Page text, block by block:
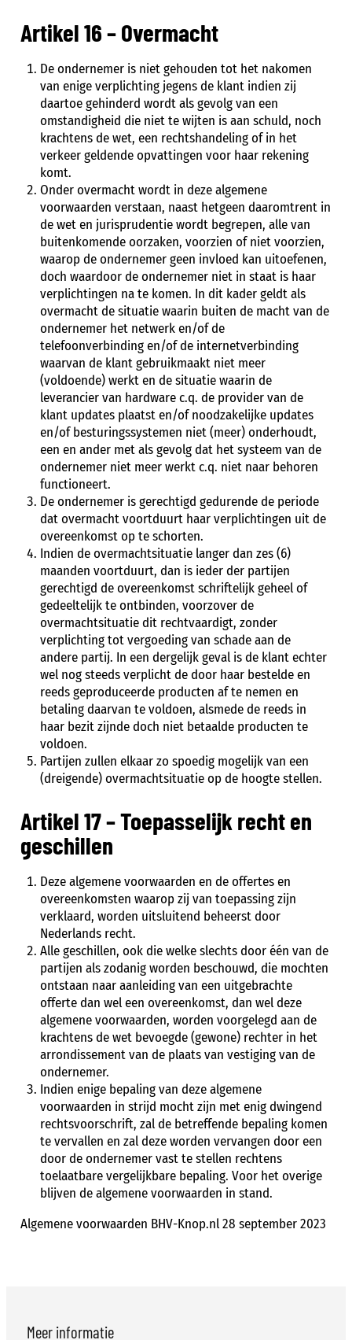
Artikel 16 – Overmacht
De ondernemer is niet gehouden tot het nakomen
van enige verplichting jegens de klant indien zij
daartoe gehinderd wordt als gevolg van een
omstandigheid die niet te wijten is aan schuld, noch
krachtens de wet, een rechtshandeling of in het
verkeer geldende opvattingen voor haar rekening
komt.
Onder overmacht wordt in deze algemene
voorwaarden verstaan, naast hetgeen daaromtrent in
de wet en jurisprudentie wordt begrepen, alle van
buitenkomende oorzaken, voorzien of niet voorzien,
waarop de ondernemer geen invloed kan uitoefenen,
doch waardoor de ondernemer niet in staat is haar
verplichtingen na te komen. In dit kader geldt als
overmacht de situatie waarin buiten de macht van de
ondernemer het netwerk en/of de
telefoonverbinding en/of de internetverbinding
waarvan de klant gebruikmaakt niet meer
(voldoende) werkt en de situatie waarin de
leverancier van hardware c.q. de provider van de
klant updates plaatst en/of noodzakelijke updates
en/of besturingssystemen niet (meer) onderhoudt,
een en ander met als gevolg dat het systeem van de
ondernemer niet meer werkt c.q. niet naar behoren
functioneert.
De ondernemer is gerechtigd gedurende de periode
dat overmacht voortduurt haar verplichtingen uit de
overeenkomst op te schorten.
Indien de overmachtsituatie langer dan zes (6)
maanden voortduurt, dan is ieder der partijen
gerechtigd de overeenkomst schriftelijk geheel of
gedeeltelijk te ontbinden, voorzover de
overmachtsituatie dit rechtvaardigt, zonder
verplichting tot vergoeding van schade aan de
andere partij. In een dergelijk geval is de klant echter
wel nog steeds verplicht de door haar bestelde en
reeds geproduceerde producten af te nemen en
betaling daarvan te voldoen, alsmede de reeds in
haar bezit zijnde doch niet betaalde producten te
voldoen.
Partijen zullen elkaar zo spoedig mogelijk van een
(dreigende) overmachtsituatie op de hoogte stellen.
Artikel 17 – Toepasselijk recht en
geschillen
Deze algemene voorwaarden en de offertes en
overeenkomsten waarop zij van toepassing zijn
verklaard, worden uitsluitend beheerst door
Nederlands recht.
Alle geschillen, ook die welke slechts door één van de
partijen als zodanig worden beschouwd, die mochten
ontstaan naar aanleiding van een uitgebrachte
offerte dan wel een overeenkomst, dan wel deze
algemene voorwaarden, worden voorgelegd aan de
krachtens de wet bevoegde (gewone) rechter in het
arrondissement van de plaats van vestiging van de
ondernemer.
Indien enige bepaling van deze algemene
voorwaarden in strijd mocht zijn met enig dwingend
rechtsvoorschrift, zal de betreffende bepaling komen
te vervallen en zal deze worden vervangen door een
door de ondernemer vast te stellen rechtens
toelaatbare vergelijkbare bepaling. Voor het overige
blijven de algemene voorwaarden in stand.
Algemene voorwaarden BHV-Knop.nl 28 september 2023
Meer informatie